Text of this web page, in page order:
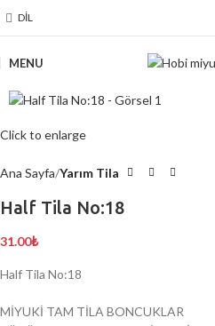
DIL
MENU
Click to enlarge
Ana Sayfa Yarım Tila
Half Tila No:18
31.00₺
Half Tila No:18
MİYUKİ TAM TİLA BONCUKLAR